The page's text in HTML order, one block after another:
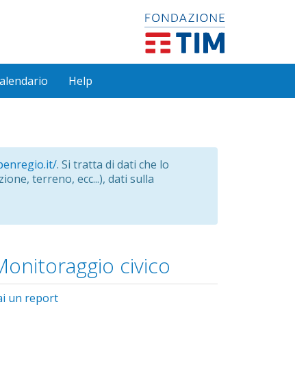
Help
. Si tratta di dati che lo
terreno, ecc...), dati sulla
civico
un report